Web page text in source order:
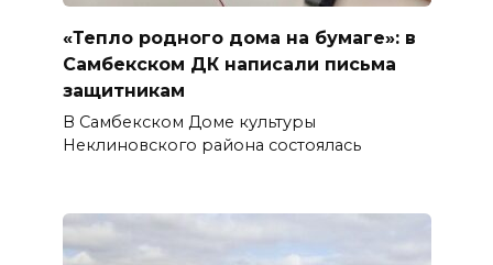
«Тепло родного дома на бумаге»: в
Самбекском ДК написали письма
защитникам
В Самбекском Доме культуры
Неклиновского района состоялась